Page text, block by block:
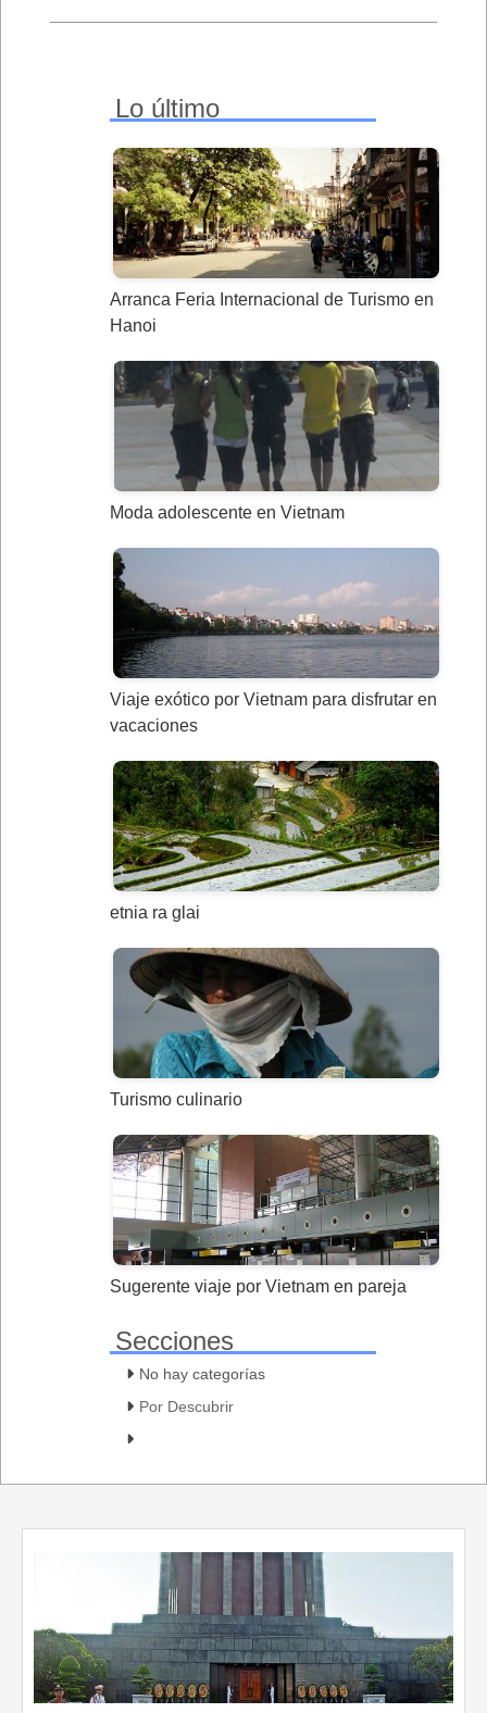
Lo último
Arranca Feria Internacional de Turismo en
Hanoi
Moda adolescente en Vietnam
Viaje exótico por Vietnam para disfrutar en
vacaciones
etnia ra glai
Turismo culinario
Sugerente viaje por Vietnam en pareja
Secciones
No hay categorías
Por Descubrir